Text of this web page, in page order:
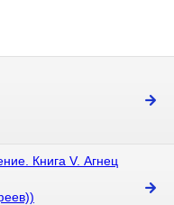
Книга V. Агнец